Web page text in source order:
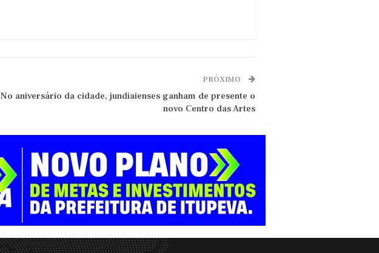
PRÓXIMO
No aniversário da cidade, jundiaienses ganham de presente o
novo Centro das Artes